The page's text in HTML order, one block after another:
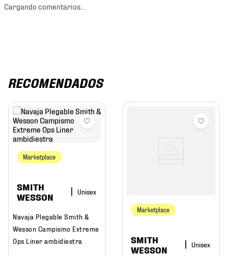
Cargando comentarios…
RECOMENDADOS
Marketplace
SMITH
WESSON
Navaja Plegable Smith &
Wesson Campismo Extreme
Ops Liner ambidiestra
Marketplace
SMITH
WESSON